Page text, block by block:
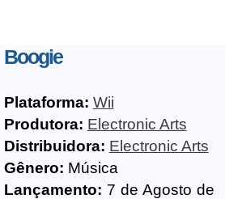
Boogie
Plataforma: Wii
Produtora: Electronic Arts
Distribuidora: Electronic Arts
Gênero: Música
Lançamento: 7 de Agosto de